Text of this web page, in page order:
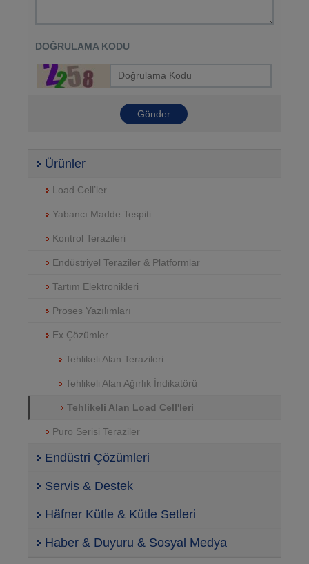
DOĞRULAMA KODU
Ürünler
Load Cell’ler
Yabancı Madde Tespiti
Kontrol Terazileri
Endüstriyel Teraziler & Platformlar
Tartım Elektronikleri
Proses Yazılımları
Ex Çözümler
Tehlikeli Alan Terazileri
Tehlikeli Alan Ağırlık İndikatörü
Tehlikeli Alan Load Cell'leri
Puro Serisi Teraziler
Endüstri Çözümleri
Servis & Destek
Häfner Kütle & Kütle Setleri
Haber & Duyuru & Sosyal Medya